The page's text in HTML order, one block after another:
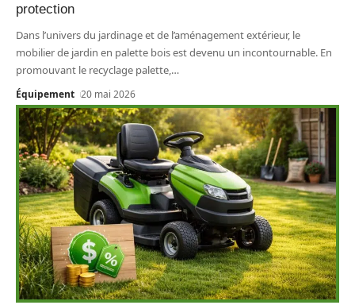
protection
Dans l’univers du jardinage et de l’aménagement extérieur, le
mobilier de jardin en palette bois est devenu un incontournable. En
promouvant le recyclage palette,…
Équipement 20 mai 2026